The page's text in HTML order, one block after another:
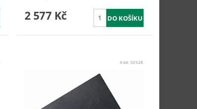
2 577 Kč
Kód:50628